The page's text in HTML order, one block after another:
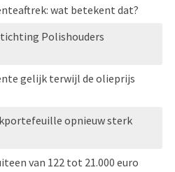
wat betekent dat?
Polishouders
gelijk terwijl de olieprijs
opnieuw sterk
van 122 tot 21.000 euro